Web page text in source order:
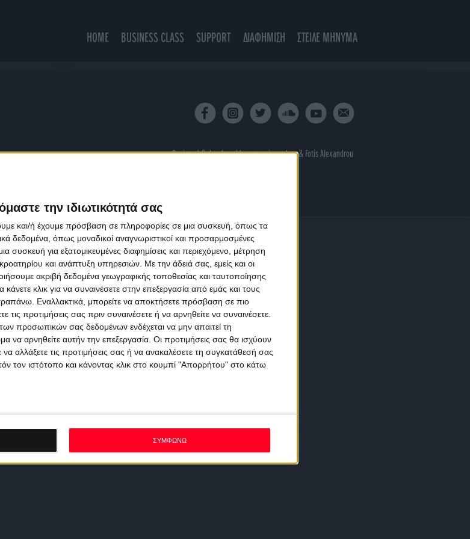
την ιδιωτικότητά σας
και/ή έχουμε πρόσβαση σε πληροφορίες σε μια συσκευή, όπως τα
δεδομένα, όπως μοναδικοί αναγνωριστικοί και προσαρμοσμένες
για εξατομικευμένες διαφημίσεις και περιεχόμενο, μέτρηση
και ανάπτυξη υπηρεσιών. Με την άδειά σας, εμείς και οι
ακριβή δεδομένα γεωγραφικής τοποθεσίας και ταυτοποίησης
κλικ για να συναινέσετε στην επεξεργασία από εμάς και τους
Εναλλακτικά, μπορείτε να αποκτήσετε πρόσβαση σε πιο
τις προτιμήσεις σας πριν συναινέσετε ή να αρνηθείτε να συναινέσετε.
προσωπικών σας δεδομένων ενδέχεται να μην απαιτεί τη
να αρνηθείτε αυτήν την επεξεργασία. Οι προτιμήσεις σας θα ισχύουν
αλλάξετε τις προτιμήσεις σας ή να ανακαλέσετε τη συγκατάθεσή σας
τον ιστότοπο και κάνοντας κλικ στο κουμπί "Απορρήτου" στο κάτω
ΣΥΜΦΩΝΩ
HOME BUSINESS CLASS SUPPORT ΔΙΑΦΗΜΙΣΗ ΣΤΕΙΛΕ ΜΗΝΥΜΑ
Designed & developed byporcupine colors& Fotis Alexandrou